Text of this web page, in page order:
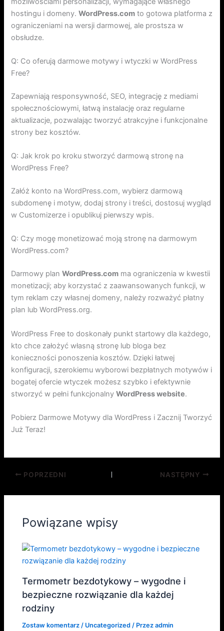
hostingu i domeny.WordPress.com to gotowa platforma z
ograniczeniami na wersji darmowej, ale prostsza w
obsłudze.
Q: Co oferują darmowe motywy i wtyczki w WordPress
Free?
Zapewniają responsywność, SEO, integrację z mediami
społecznościowymi, łatwą instalację oraz regularne
aktualizacje, pozwalając tworzyć atrakcyjne i funkcjonalne
strony bez kosztów.
Q: Jak krok po kroku stworzyć darmową stronę na
WordPress Free?
Załóż konto na WordPress.com, wybierz darmową
subdomenę i motyw, dodaj strony i treści, dostosuj wygląd
w Customizerze i opublikuj pierwszy wpis.
Q: Czy mogę monetizować moją stronę na darmowym
WordPress.com?
Darmowy planWordPress.com ma ograniczenia w kwestii
monetizacji; aby korzystać z zaawansowanych funkcji, w
tym reklam czy własnej domeny, należy rozważyć płatny
plan lub WordPress.org.
WordPress Free to doskonały punkt startowy dla każdego,
kto chce założyć własną stronę lub bloga bez
konieczności ponoszenia kosztów. Dzięki łatwej
konfiguracji, szerokiemu wyborowi bezpłatnych motywów i
bogatej ofercie wtyczek możesz szybko i efektywnie
stworzyć w pełni funkcjonalnyWordPress website.
Pobierz Darmowe Motywy dla WordPress i Zacznij Tworzyć
Już Teraz!
POPRZEDNI NASTĘPNY
Powiązane wpisy
Termometr bezdotykowy – wygodne i
bezpieczne rozwiązanie dla każdej
rodziny
Zostaw komentarz / Uncategorized / Przezadmin